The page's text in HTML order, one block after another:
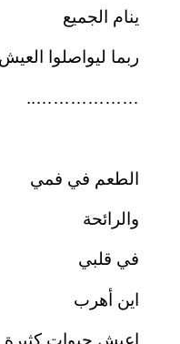
ينام الجميع
ربما ليواصلوا
………………..
الطعم في فمي
والرائحة
في قلبي
اين أهرب
اعيش حيوات كثيرة